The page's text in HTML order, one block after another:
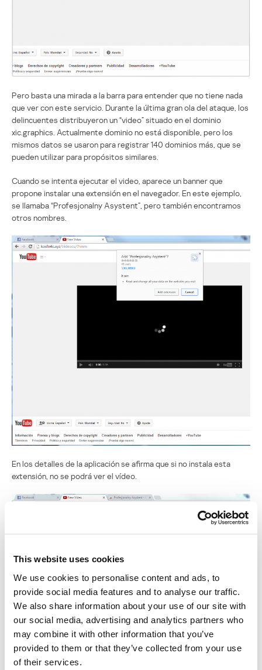
This website uses cookies
We use cookies to personalise content and ads, to
provide social media features and to analyse our traffic.
We also share information about your use of our site with
our social media, advertising and analytics partners who
may combine it with other information that you’ve
provided to them or that they’ve collected from your use
of their services.
Pero basta una mirada a la barra para entender que no tiene nada
que ver con este servicio. Durante la última gran ola del ataque, los
delincuentes distribuyeron un “video” situado en el dominio
xic.graphics. Actualmente dominio no está disponible, pero los
mismos datos se usaron para registrar 140 dominios más, que se
pueden utilizar para propósitos similares.
Cuando se intenta ejecutar el video, aparece un banner que
propone instalar una extensión en el navegador. En este ejemplo,
se llamaba “Profesjonalny Asystent”, pero también encontramos
otros nombres.
En los detalles de la aplicación se afirma que si no instala esta
extensión, no se podrá ver el vídeo.